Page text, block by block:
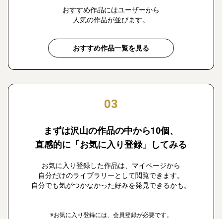
おすすめ作品にはユーザーから
人気の作品が並びます。
おすすめ作品一覧を見る
03
まずは沢山の作品の中から10個、
直感的に「お気に入り登録」してみる
お気に入り登録した作品は、マイページから
自分だけのライブラリーとして閲覧できます。
自分でも気がつかなかった好みを発見できるかも。
※お気に入り登録には、会員登録が必要です。